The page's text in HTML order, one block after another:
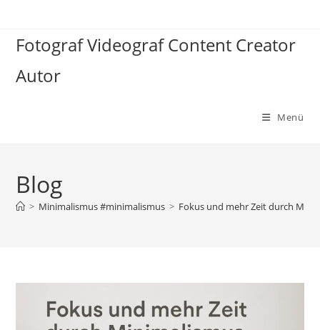
springen
Fotograf Videograf Content Creator
Autor
Menü
Blog
> Minimalismus #minimalismus > Fokus und mehr Zeit durch